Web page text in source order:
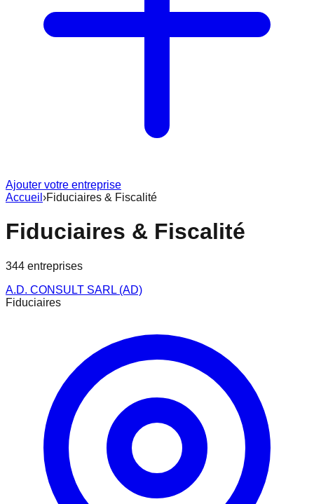
Ajouter votre entreprise
Accueil ›Fiduciaires & Fiscalité
Fiduciaires & Fiscalité
344 entreprises
A.D. CONSULT SARL (AD)
Fiduciaires